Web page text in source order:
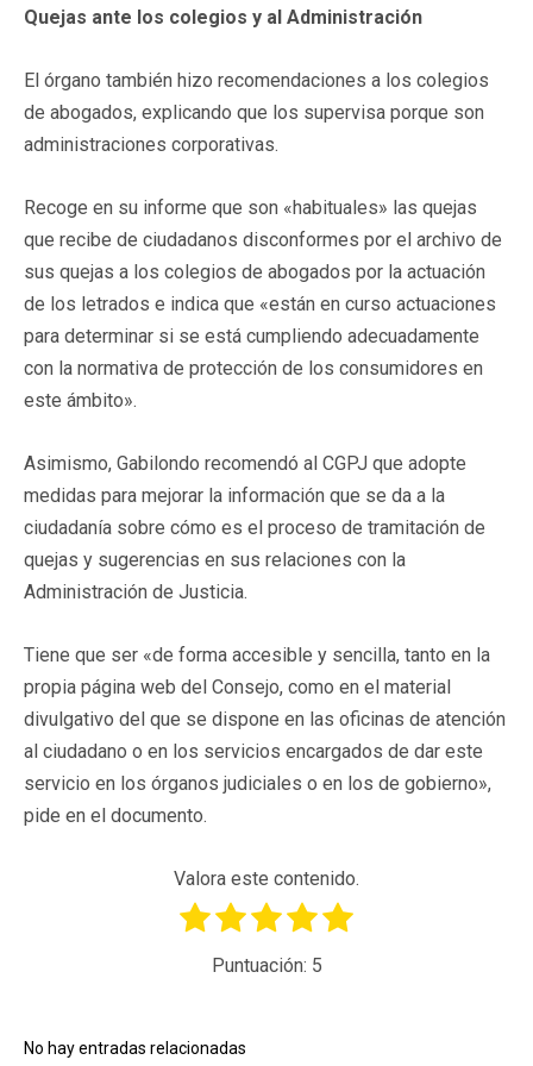
Quejas ante los colegios y al Administración
El órgano también hizo recomendaciones a los colegios
de abogados, explicando que los supervisa porque son
administraciones corporativas.
Recoge en su informe que son «habituales» las quejas
que recibe de ciudadanos disconformes por el archivo de
sus quejas a los colegios de abogados por la actuación
de los letrados e indica que «están en curso actuaciones
para determinar si se está cumpliendo adecuadamente
con la normativa de protección de los consumidores en
este ámbito».
Asimismo, Gabilondo recomendó al CGPJ que adopte
medidas para mejorar la información que se da a la
ciudadanía sobre cómo es el proceso de tramitación de
quejas y sugerencias en sus relaciones con la
Administración de Justicia.
Tiene que ser «de forma accesible y sencilla, tanto en la
propia página web del Consejo, como en el material
divulgativo del que se dispone en las oficinas de atención
al ciudadano o en los servicios encargados de dar este
servicio en los órganos judiciales o en los de gobierno»,
pide en el documento.
Valora este contenido.
Puntuación: 5
No hay entradas relacionadas